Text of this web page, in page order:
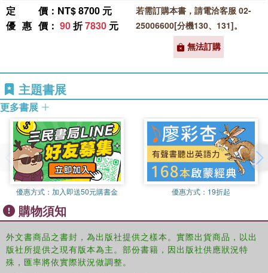
定價 ：NT$ 8700 元
優惠價 ： 90折7830 元
若需訂購本書，請電洽客服 02-
25006600[分機130、131]。
無法訂購
主題書展
更多書展
優惠方式： 加入即送50元購書金 優惠方式： 19折起
購物須知
外文書商品之書封，為出版社提供之樣本。實際出貨商品，以出
版社所提供之現有版本為主。部份書籍，因出版社供應狀況特
殊，匯率將依實際狀況做調整。